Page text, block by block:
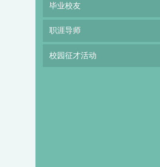
毕业校友
职涯导师
校园征才活动